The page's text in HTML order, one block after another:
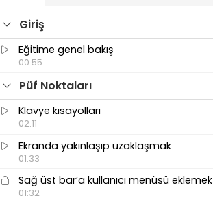
Giriş
Eğitime genel bakış
00:55
Püf Noktaları
Klavye kısayolları
02:11
Ekranda yakınlaşıp uzaklaşmak
01:33
Sağ üst bar’a kullanıcı menüsü eklemek
01:32